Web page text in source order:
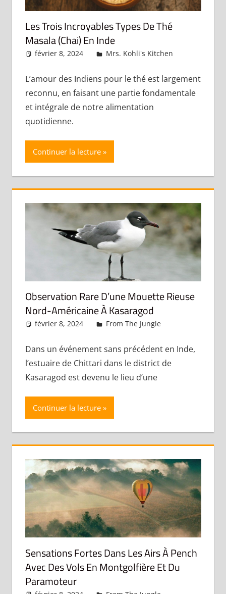
Les Trois Incroyables Types De Thé
Masala (Chai) En Inde
février 8, 2024 admin
Mrs. Kohli's Kitchen
L’amour des Indiens pour le thé est largement
reconnu, en faisant une partie fondamentale
et intégrale de notre alimentation
quotidienne.
Continuer la lecture
Observation Rare D’une Mouette Rieuse
Nord-Américaine À Kasaragod
février 8, 2024 admin
From The Jungle
Dans un événement sans précédent en Inde,
l’estuaire de Chittari dans le district de
Kasaragod est devenu le lieu d’une
Continuer la lecture
Sensations Fortes Dans Les Airs À Pench
Avec Des Vols En Montgolfière Et Du
Paramoteur